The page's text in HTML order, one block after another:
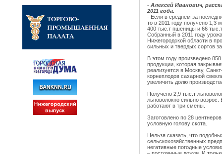
- Алексей Иванович,
2011 года.
- Если в среднем за
то в 2011 году получено 1,3
400 тыс.т пшеницы и 66
Собранный в 2011 году
Нижегородской области в
сильных и твердых сортов
В этом году произведено
продукции, которая
реализуется в Москву,
корнеплодов сахарной
увеличить долю
Получено 2,9 тыс.т
льноволокно сильно
работают в три смены.
Заготовлено по 28
условную голову скота.
Нельзя сказать, что
сельскохозяйственных
негативные погодные